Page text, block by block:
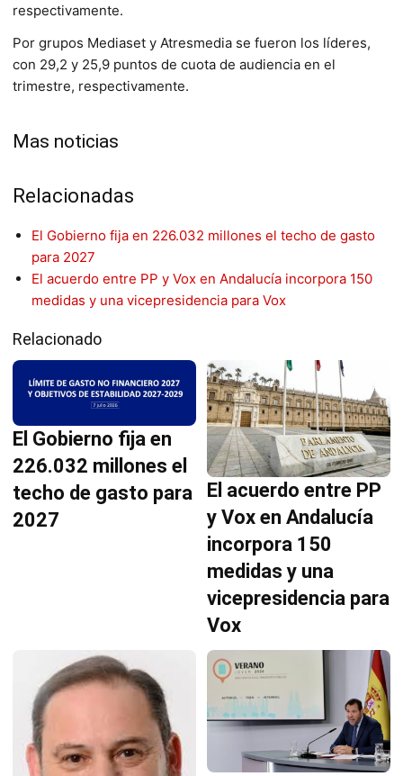
respectivamente.
Por grupos Mediaset y Atresmedia se fueron los líderes,
con 29,2 y 25,9 puntos de cuota de audiencia en el
trimestre, respectivamente.
Mas noticias
Relacionadas
El Gobierno fija en 226.032 millones el techo de gasto
para 2027
El acuerdo entre PP y Vox en Andalucía incorpora 150
medidas y una vicepresidencia para Vox
Relacionado
El Gobierno fija en
226.032 millones el
techo de gasto para
2027
El acuerdo entre PP
y Vox en Andalucía
incorpora 150
medidas y una
vicepresidencia para
Vox